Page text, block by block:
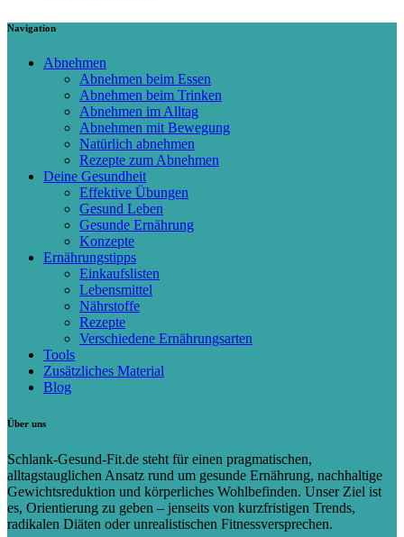
Navigation
Abnehmen
Abnehmen beim Essen
Abnehmen beim Trinken
Abnehmen im Alltag
Abnehmen mit Bewegung
Natürlich abnehmen
Rezepte zum Abnehmen
Deine Gesundheit
Effektive Übungen
Gesund Leben
Gesunde Ernährung
Konzepte
Ernährungstipps
Einkaufslisten
Lebensmittel
Nährstoffe
Rezepte
Verschiedene Ernährungsarten
Tools
Zusätzliches Material
Blog
Über uns
Schlank-Gesund-Fit.de steht für einen pragmatischen,
alltagstauglichen Ansatz rund um gesunde Ernährung, nachhaltige
Gewichtsreduktion und körperliches Wohlbefinden. Unser Ziel ist
es, Orientierung zu geben – jenseits von kurzfristigen Trends,
radikalen Diäten oder unrealistischen Fitnessversprechen.